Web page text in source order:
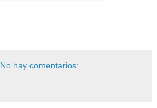
No hay comentarios: